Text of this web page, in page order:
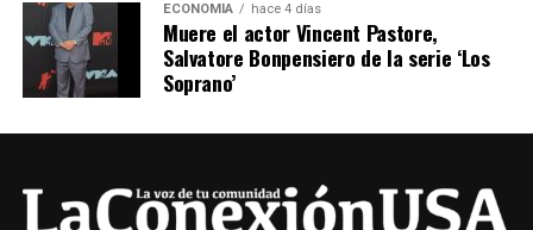
ECONOMÍA hace 4 días
Muere el actor Vincent Pastore,
Salvatore Bonpensiero de la serie ‘Los
Soprano’